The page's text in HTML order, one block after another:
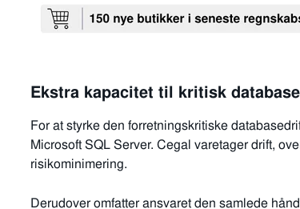
Ekstra kapacitet til kritisk
For at styrke den forretningskritiske
Microsoft SQL Server. Cegal varetager drift,
risikominimering.
Derudover omfatter ansvaret den samlede